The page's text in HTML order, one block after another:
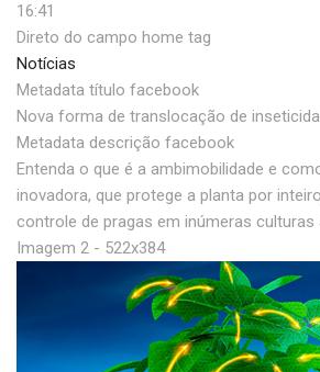
16:41
Direto do campo home tag
Notícias
Metadata título facebook
Nova forma de translocação de
Metadata descrição facebook
Entenda o que é a ambimobilidade e
inovadora, que protege a planta por
controle de pragas em inúmeras culturas
Imagem 2 - 522x384